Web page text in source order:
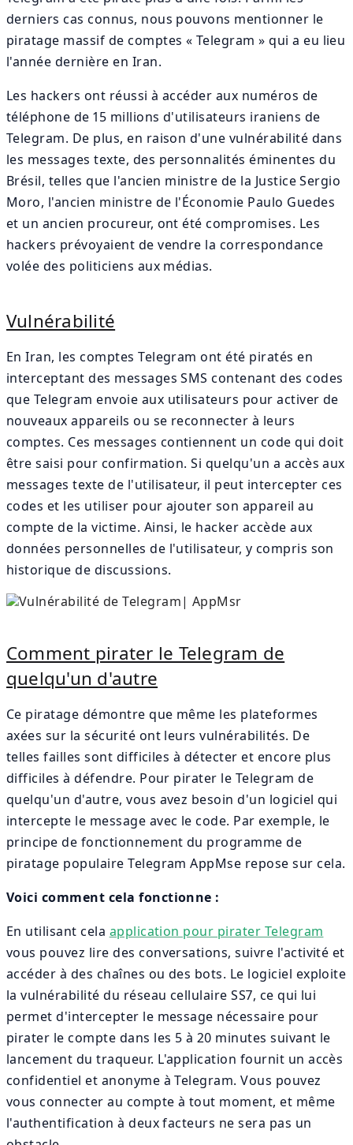
derniers cas connus, nous pouvons mentionner le
piratage massif de comptes « Telegram » qui a eu lieu
l'année dernière en Iran.
Les hackers ont réussi à accéder aux numéros de
téléphone de 15 millions d'utilisateurs iraniens de
Telegram. De plus, en raison d'une vulnérabilité dans
les messages texte, des personnalités éminentes du
Brésil, telles que l'ancien ministre de la Justice Sergio
Moro, l'ancien ministre de l'Économie Paulo Guedes
et un ancien procureur, ont été compromises. Les
hackers prévoyaient de vendre la correspondance
volée des politiciens aux médias.
Vulnérabilité
En Iran, les comptes Telegram ont été piratés en
interceptant des messages SMS contenant des codes
que Telegram envoie aux utilisateurs pour activer de
nouveaux appareils ou se reconnecter à leurs
comptes. Ces messages contiennent un code qui doit
être saisi pour confirmation. Si quelqu'un a accès aux
messages texte de l'utilisateur, il peut intercepter ces
codes et les utiliser pour ajouter son appareil au
compte de la victime. Ainsi, le hacker accède aux
données personnelles de l'utilisateur, y compris son
historique de discussions.
Comment pirater le Telegram de
quelqu'un d'autre
Ce piratage démontre que même les plateformes
axées sur la sécurité ont leurs vulnérabilités. De
telles failles sont difficiles à détecter et encore plus
difficiles à défendre. Pour pirater le Telegram de
quelqu'un d'autre, vous avez besoin d'un logiciel qui
intercepte le message avec le code. Par exemple, le
principe de fonctionnement du programme de
piratage populaire Telegram AppMse repose sur cela.
Voici comment cela fonctionne :
En utilisant cela application pour pirater Telegram
vous pouvez lire des conversations, suivre l'activité et
accéder à des chaînes ou des bots. Le logiciel exploite
la vulnérabilité du réseau cellulaire SS7, ce qui lui
permet d'intercepter le message nécessaire pour
pirater le compte dans les 5 à 20 minutes suivant le
lancement du traqueur. L'application fournit un accès
confidentiel et anonyme à Telegram. Vous pouvez
vous connecter au compte à tout moment, et même
l'authentification à deux facteurs ne sera pas un